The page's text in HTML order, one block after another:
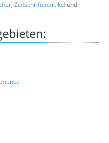
, Zeitschriftenartikel und